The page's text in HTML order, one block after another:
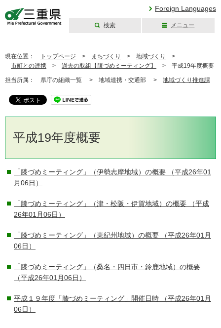
Foreign Languages
検索 メニュー
現在位置： トップページ > まちづくり > 地域づくり
>
市町との連携 > 過去の取組【膝づめミーティング】 > 平成19年度概要
担当所属： 県庁の組織一覧 > 地域連携・交通部 > 地域づくり推進課
平成19年度概要
「膝づめミーティング」（伊勢志摩地域）の概要 （平成26年01
月06日）
「膝づめミーティング」（津・松阪・伊賀地域）の概要 （平成
26年01月06日）
「膝づめミーティング」（東紀州地域）の概要 （平成26年01月
06日）
「膝づめミーティング」（桑名・四日市・鈴鹿地域）の概要
（平成26年01月06日）
平成１９年度「膝づめミーティング」開催日時 （平成26年01月
06日）